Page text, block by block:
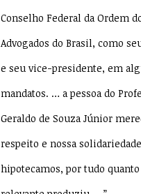
Conselho Federal da Ordem
Advogados do Brasil, como
e seu vice-presidente, em
mandatos. … a pessoa do
Geraldo de Souza Júnior
respeito e nossa
hipotecamos, por tudo